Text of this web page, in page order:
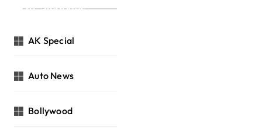
Categories
AK Special
Auto News
Bollywood